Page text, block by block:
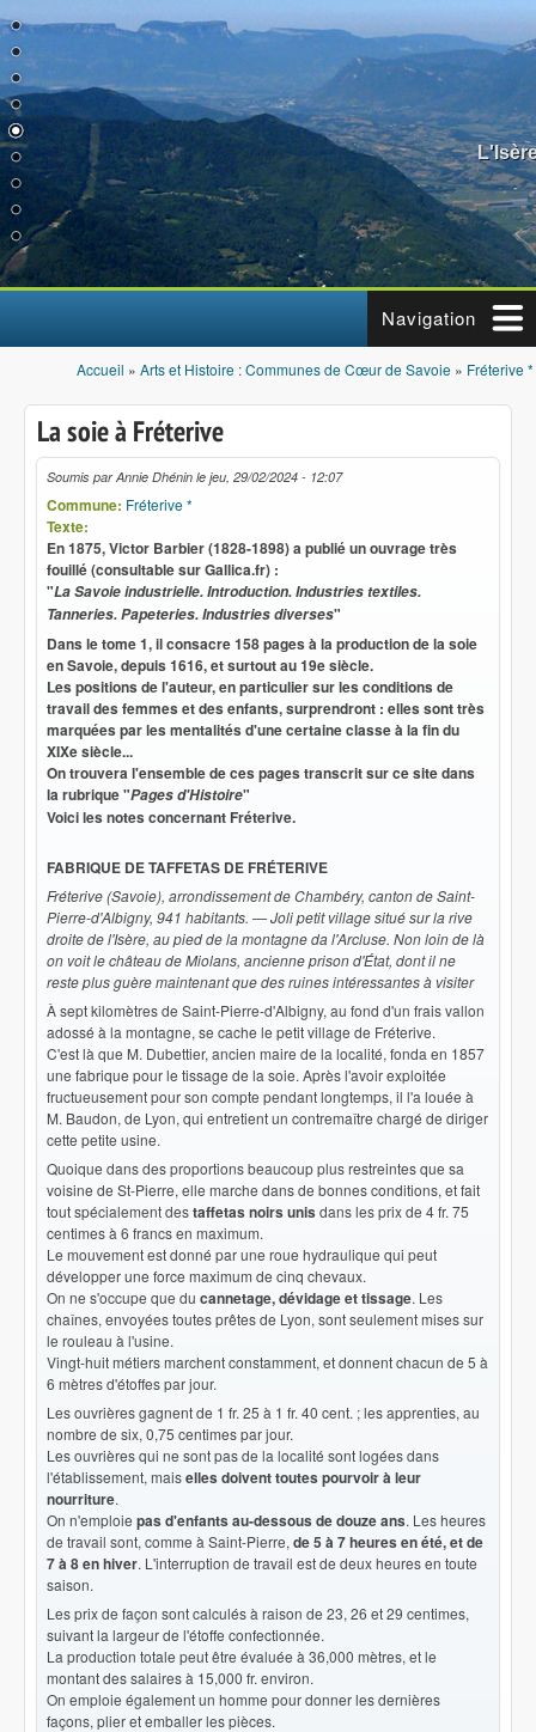
Aller au contenu principal
Navigation
Vous êtes ici
Accueil » Arts et Histoire : Communes de Cœur de Savoie » Fréterive *
La soie à Fréterive
Soumis parAnnie Dhénin le jeu, 29/02/2024 - 12:07
Commune: Fréterive *
Texte:
En 1875, Victor Barbier (1828-1898) a publié un ouvrage très
fouillé (consultable sur Gallica.fr) :
"La Savoie industrielle. Introduction. Industries textiles.
Tanneries. Papeteries. Industries diverses"
Dans le tome 1, il consacre 158 pages à la production de la soie
en Savoie, depuis 1616, et surtout au 19e siècle.
Les positions de l'auteur, en particulier sur les conditions de
travail des femmes et des enfants, surprendront : elles sont très
marquées par les mentalités d'une certaine classe à la fin du
XIXe siècle...
On trouvera l'ensemble de ces pages transcrit sur ce site dans
la rubrique "Pages d'Histoire"
Voici les notes concernant Fréterive.
FABRIQUE DE TAFFETAS DE FRÉTERIVE
Fréterive (Savoie), arrondissement de Chambéry, canton de Saint-
Pierre-d'Albigny, 941 habitants. — Joli petit village situé sur la rive
droite de l'Isère, au pied de la montagne da l'Arcluse. Non loin de là
on voit le château de Miolans, ancienne prison d'État, dont il ne
reste plus guère maintenant que des ruines intéressantes à visiter
À sept kilomètres de Saint-Pierre-d'Albigny, au fond d'un frais vallon
adossé à la montagne, se cache le petit village de Fréterive.
C'est là que M. Dubettier, ancien maire de la localité, fonda en 1857
une fabrique pour le tissage de la soie. Après l'avoir exploitée
fructueusement pour son compte pendant longtemps, il l'a louée à
M. Baudon, de Lyon, qui entretient un contremaître chargé de diriger
cette petite usine.
Quoique dans des proportions beaucoup plus restreintes que sa
voisine de St-Pierre, elle marche dans de bonnes conditions, et fait
tout spécialement destaffetas noirs unis dans les prix de 4 fr. 75
centimes à 6 francs en maximum.
Le mouvement est donné par une roue hydraulique qui peut
développer une force maximum de cinq chevaux.
On ne s'occupe que du cannetage, dévidage et tissage. Les
chaînes, envoyées toutes prêtes de Lyon, sont seulement mises sur
le rouleau à l'usine.
Vingt-huit métiers marchent constamment, et donnent chacun de 5 à
6 mètres d'étoffes par jour.
Les ouvrières gagnent de 1 fr. 25 à 1 fr. 40 cent. ; les apprenties, au
nombre de six, 0,75 centimes par jour.
Les ouvrières qui ne sont pas de la localité sont logées dans
l'établissement, maiselles doivent toutes pourvoir à leur
nourriture.
On n'emploie pas d'enfants au-dessous de douze ans. Les heures
de travail sont, comme à Saint-Pierre, de 5 à 7 heures en été, et de
7 à 8 en hiver. L'interruption de travail est de deux heures en toute
saison.
Les prix de façon sont calculés à raison de 23, 26 et 29 centimes,
suivant la largeur de l'étoffe confectionnée.
La production totale peut être évaluée à 36,000 mètres, et le
montant des salaires à 15,000 fr. environ.
On emploie également un homme pour donner les dernières
façons, plier et emballer les pièces.